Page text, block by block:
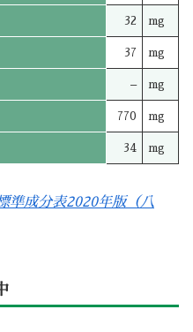
32 mg
37 mg
– mg
770 mg
34 mg
準成分表2020年版（八